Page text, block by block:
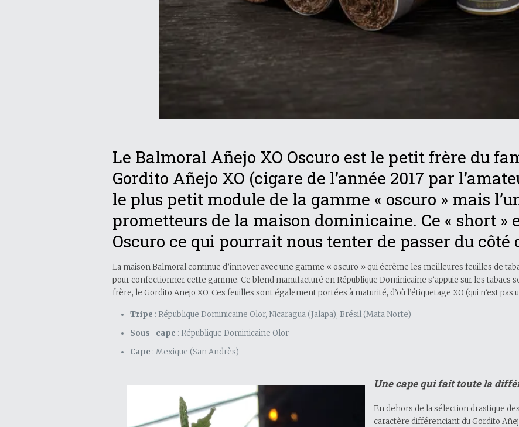
Le Balmoral Añejo XO Oscuro est le petit frère du
Gordito Añejo XO (cigare de l’année 2017 par
le plus petit module de la gamme « oscuro » mais
prometteurs de la maison dominicaine. Ce « short »
Oscuro ce qui pourrait nous tenter de passer du côté
La maison Balmoral continue d’innover avec une gamme « oscuro » qui écrème les meilleures feuilles de
pour confectionner cette gamme. Ce blend manufacturé en République Dominicaine s’appuie sur les tabacs
frère, le Gordito Añejo XO. Ces feuilles sont également portées à maturité, d’où l’étiquetage XO (qui n’est
Tripe : République Dominicaine Olor, Nicaragua (Jalapa), Brésil (Mata Norte)
Sous–cape : République Dominicaine Olor
Cape : Mexique (San Andrès)
Une cape qui fait toute la
En dehors de la sélection drastique
caractère différenciant du Gordito